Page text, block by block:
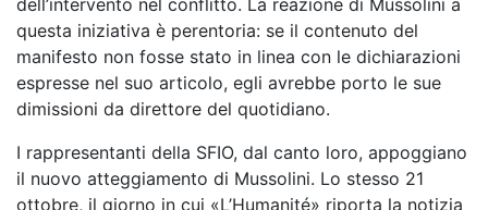
questa iniziativa è perentoria: se il contenuto del
manifesto non fosse stato in linea con le dichiarazioni
espresse nel suo articolo, egli avrebbe porto le sue
dimissioni da direttore del quotidiano.
I rappresentanti della SFIO, dal canto loro, appoggiano
il nuovo atteggiamento di Mussolini. Lo stesso 21
ottobre, il giorno in cui «L’Humanité» riporta la notizia